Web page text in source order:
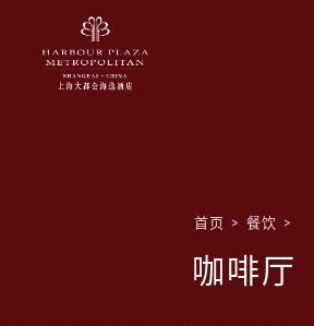
首页 > 餐饮 >
咖啡厅